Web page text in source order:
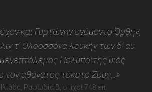
έχον και Γυρτώνην ενέμοντο Όρθην,
τ’ Ολοοσσόνα λευκήν των δ’ αυ
Πολυποίτης υιός
τον αθάνατος τέκετο Ζευς…»
Ραψωδία Β, στίχοι 748 επ.